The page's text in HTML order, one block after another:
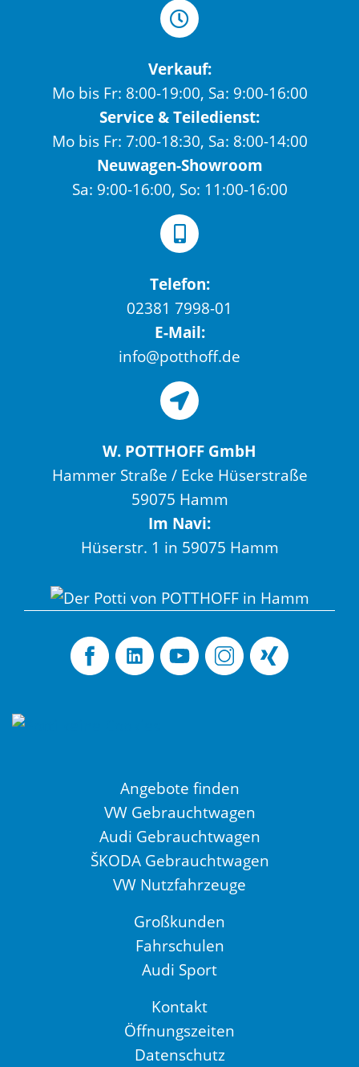
Verkauf:
Mo bis Fr: 8:00-19:00, Sa: 9:00-16:00
Service & Teiledienst:
Mo bis Fr: 7:00-18:30, Sa: 8:00-14:00
Neuwagen-Showroom
Sa: 9:00-16:00, So: 11:00-16:00
Telefon:
02381 7998-01
E-Mail:
info@potthoff.de
W. POTTHOFF GmbH
Hammer Straße / Ecke Hüserstraße
59075 Hamm
Im Navi:
Hüserstr. 1 in 59075 Hamm
Angebote finden
VW Gebrauchtwagen
Audi Gebrauchtwagen
ŠKODA Gebrauchtwagen
VW Nutzfahrzeuge
Großkunden
Fahrschulen
Audi Sport
Kontakt
Öffnungszeiten
Datenschutz